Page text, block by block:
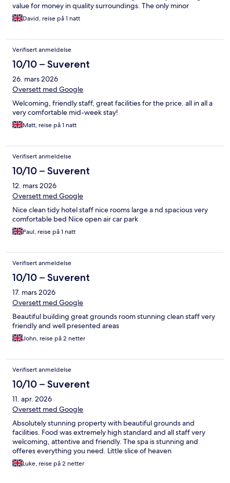
value for money in quality surroundings. The only minor
drawback was the electric vehicle charging - there are a dozen
or so Tesla charging stations available on site, but if you have a
recharge your vehicle.
David, reise på 1 natt
Verifisert anmeldelse
10/10 – Suverent
26. mars 2026
Oversett med Google
Welcoming, friendly staff, great facilities for the price. all in all a
very comfortable mid-week stay!
Matt, reise på 1 natt
Verifisert anmeldelse
10/10 – Suverent
12. mars 2026
Oversett med Google
Nice clean tidy hotel staff nice rooms large a nd spacious very
comfortable bed Nice open air car park
Paul, reise på 1 natt
Verifisert anmeldelse
10/10 – Suverent
17. mars 2026
Oversett med Google
Beautiful building great grounds room stunning clean staff very
friendly and well presented areas
John, reise på 2 netter
Verifisert anmeldelse
10/10 – Suverent
11. apr. 2026
Oversett med Google
Absolutely stunning property with beautiful grounds and
facilities. Food was extremely high standard and all staff very
welcoming, attentive and friendly. The spa is stunning and
offeres everything you need. Little slice of heaven
Luke, reise på 2 netter